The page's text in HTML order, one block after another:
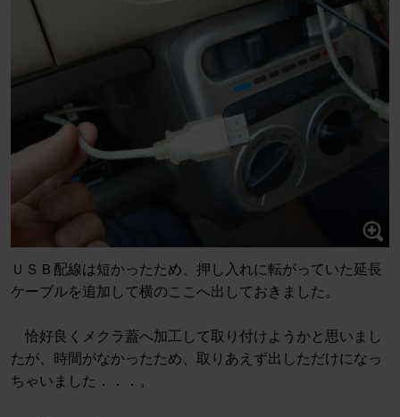
ＵＳＢ配線は短かったため、押し入れに転がっていた延長
ケーブルを追加して横のここへ出しておきました。
恰好良くメクラ蓋へ加工して取り付けようかと思いまし
たが、時間がなかったため、取りあえず出しただけになっ
ちゃいました．．．。